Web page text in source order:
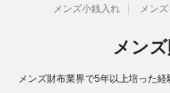
メンズ小銭入れ
メン
メン
メンズ財布業界で5年以上培った